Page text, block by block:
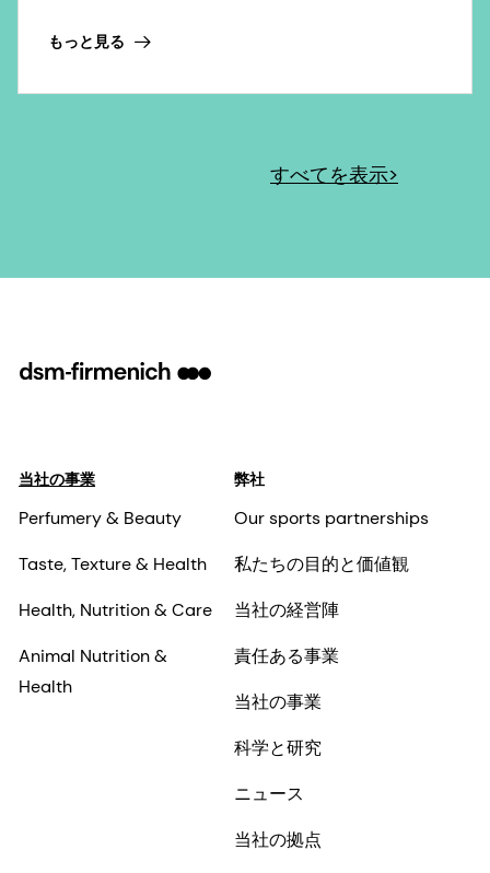
もっと見る
すべてを表示>
当社の事業
Perfumery & Beauty
Taste, Texture & Health
Health, Nutrition & Care
Animal Nutrition &
Health
弊社
Our sports partnerships
私たちの目的と価値観
当社の経営陣
責任ある事業
当社の事業
科学と研究
ニュース
当社の拠点